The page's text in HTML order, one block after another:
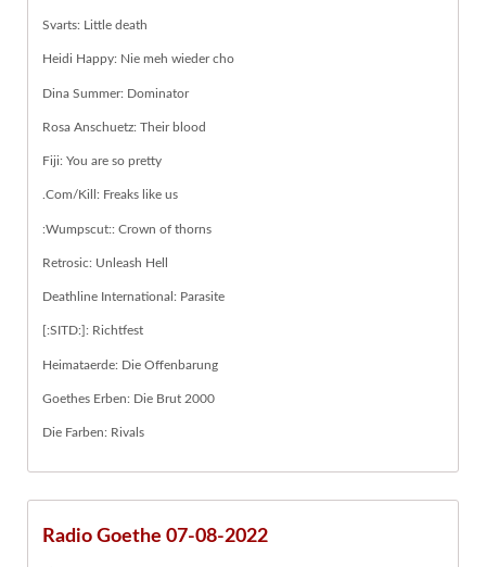
Svarts: Little death
Heidi Happy: Nie meh wieder cho
Dina Summer: Dominator
Rosa Anschuetz: Their blood
Fiji: You are so pretty
.Com/Kill: Freaks like us
:Wumpscut:: Crown of thorns
Retrosic: Unleash Hell
Deathline International: Parasite
[:SITD:]: Richtfest
Heimataerde: Die Offenbarung
Goethes Erben: Die Brut 2000
Die Farben: Rivals
Radio Goethe 07-08-2022